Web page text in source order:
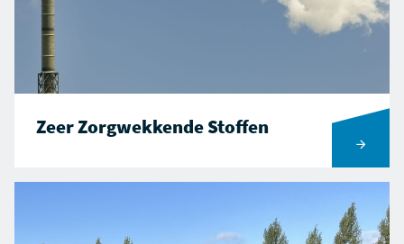
Zeer Zorgwekkende Stoffen
Ga naar Zeer Zorgwekkende Stoffen